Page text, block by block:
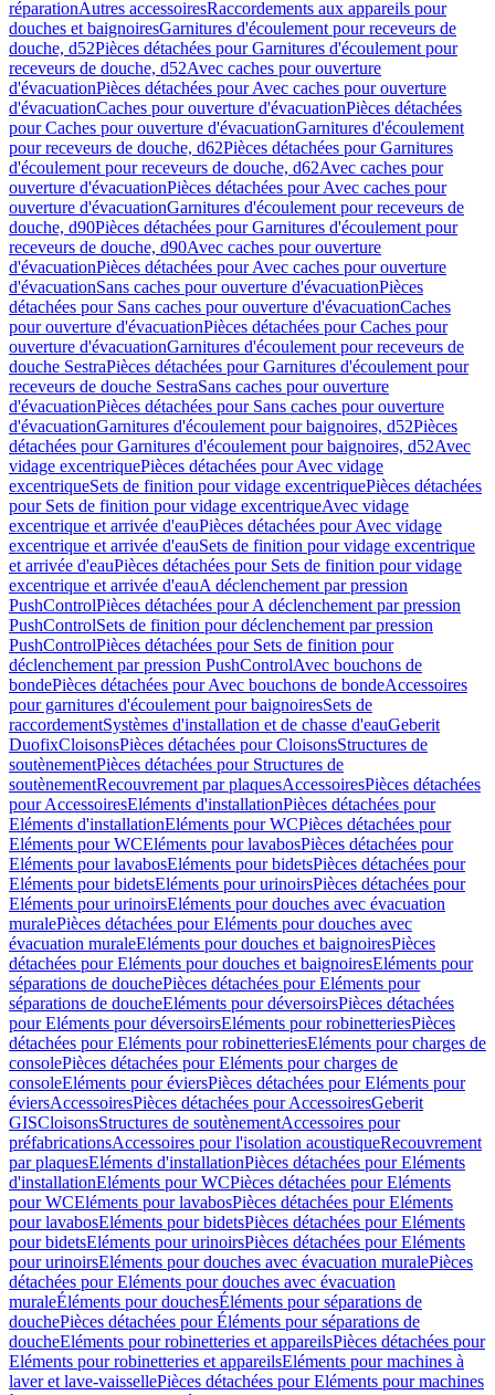
réparationAutres accessoiresRaccordements aux appareils pour
douches et baignoiresGarnitures d'écoulement pour receveurs de
douche, d52Pièces détachées pour Garnitures d'écoulement pour
receveurs de douche, d52Avec caches pour ouverture
d'évacuationPièces détachées pour Avec caches pour ouverture
d'évacuationCaches pour ouverture d'évacuationPièces détachées
pour Caches pour ouverture d'évacuationGarnitures d'écoulement
pour receveurs de douche, d62Pièces détachées pour Garnitures
d'écoulement pour receveurs de douche, d62Avec caches pour
ouverture d'évacuationPièces détachées pour Avec caches pour
ouverture d'évacuationGarnitures d'écoulement pour receveurs de
douche, d90Pièces détachées pour Garnitures d'écoulement pour
receveurs de douche, d90Avec caches pour ouverture
d'évacuationPièces détachées pour Avec caches pour ouverture
d'évacuationSans caches pour ouverture d'évacuationPièces
détachées pour Sans caches pour ouverture d'évacuationCaches
pour ouverture d'évacuationPièces détachées pour Caches pour
ouverture d'évacuationGarnitures d'écoulement pour receveurs de
douche SestraPièces détachées pour Garnitures d'écoulement pour
receveurs de douche SestraSans caches pour ouverture
d'évacuationPièces détachées pour Sans caches pour ouverture
d'évacuationGarnitures d'écoulement pour baignoires, d52Pièces
détachées pour Garnitures d'écoulement pour baignoires, d52Avec
vidage excentriquePièces détachées pour Avec vidage
excentriqueSets de finition pour vidage excentriquePièces détachées
pour Sets de finition pour vidage excentriqueAvec vidage
excentrique et arrivée d'eauPièces détachées pour Avec vidage
excentrique et arrivée d'eauSets de finition pour vidage excentrique
et arrivée d'eauPièces détachées pour Sets de finition pour vidage
excentrique et arrivée d'eauA déclenchement par pression
PushControlPièces détachées pour A déclenchement par pression
PushControlSets de finition pour déclenchement par pression
PushControlPièces détachées pour Sets de finition pour
déclenchement par pression PushControlAvec bouchons de
bondePièces détachées pour Avec bouchons de bondeAccessoires
pour garnitures d'écoulement pour baignoiresSets de
raccordementSystèmes d'installation et de chasse d'eauGeberit
DuofixCloisonsPièces détachées pour CloisonsStructures de
soutènementPièces détachées pour Structures de
soutènementRecouvrement par plaquesAccessoiresPièces détachées
pour AccessoiresEléments d'installationPièces détachées pour
Eléments d'installationEléments pour WCPièces détachées pour
Eléments pour WCEléments pour lavabosPièces détachées pour
Eléments pour lavabosEléments pour bidetsPièces détachées pour
Eléments pour bidetsEléments pour urinoirsPièces détachées pour
Eléments pour urinoirsEléments pour douches avec évacuation
muralePièces détachées pour Eléments pour douches avec
évacuation muraleEléments pour douches et baignoiresPièces
détachées pour Eléments pour douches et baignoiresEléments pour
séparations de douchePièces détachées pour Eléments pour
séparations de doucheEléments pour déversoirsPièces détachées
pour Eléments pour déversoirsEléments pour robinetteriesPièces
détachées pour Eléments pour robinetteriesEléments pour charges de
consolePièces détachées pour Eléments pour charges de
consoleEléments pour éviersPièces détachées pour Eléments pour
éviersAccessoiresPièces détachées pour AccessoiresGeberit
GISCloisonsStructures de soutènementAccessoires pour
préfabricationsAccessoires pour l'isolation acoustiqueRecouvrement
par plaquesEléments d'installationPièces détachées pour Eléments
d'installationEléments pour WCPièces détachées pour Eléments
pour WCEléments pour lavabosPièces détachées pour Eléments
pour lavabosEléments pour bidetsPièces détachées pour Eléments
pour bidetsEléments pour urinoirsPièces détachées pour Eléments
pour urinoirsEléments pour douches avec évacuation muralePièces
détachées pour Eléments pour douches avec évacuation
muraleÉléments pour douchesÉléments pour séparations de
douchePièces détachées pour Éléments pour séparations de
doucheEléments pour robinetteries et appareilsPièces détachées pour
Eléments pour robinetteries et appareilsEléments pour machines à
laver et lave-vaissellePièces détachées pour Eléments pour machines